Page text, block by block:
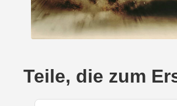
Teile, die zum